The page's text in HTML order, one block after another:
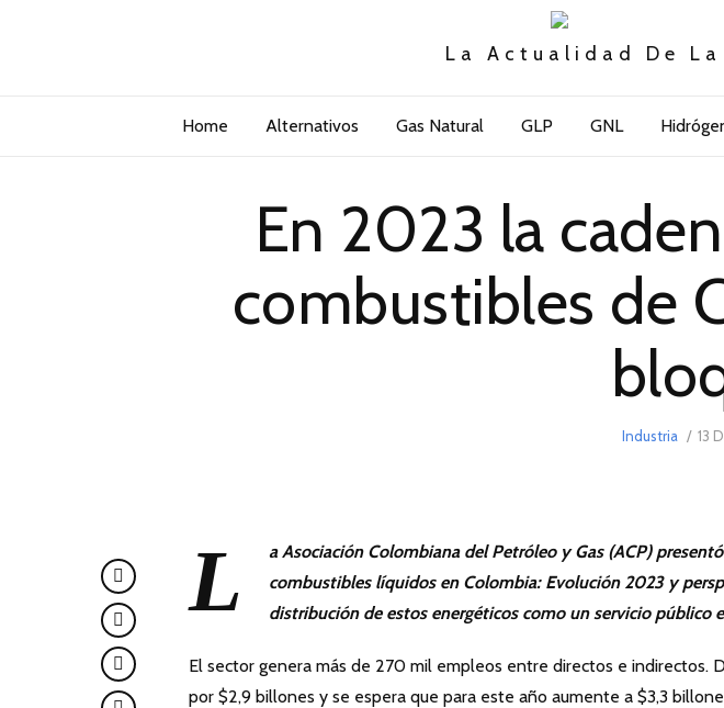
La Actualidad De
Home Alternativos Gas Natural GLP GNL
En 2023 la
combustibles de
Industria 13
L a Asociación Colombiana del Petróleo y Gas (ACP) presentó
combustibles líquidos en Colombia: Evolución 2023 y
distribución de estos energéticos como un servicio público
El sector genera más de 270 mil empleos entre directos e indirectos.
por $2,9 billones y se espera que para este año aumente a $3,3